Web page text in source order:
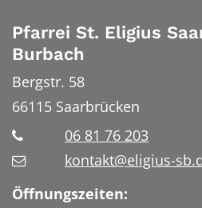
Pfarrei St. Eligius
Burbach
Bergstr. 58
66115 Saarbrücken
06 81 76 203
kontakt@eligius-
Öffnungszeiten: